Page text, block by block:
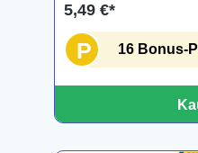
5,49 €*
P 16 Bonus-